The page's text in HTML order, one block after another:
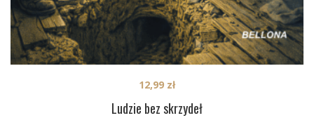
Ludzie bez skrzydeł
12,99 zł